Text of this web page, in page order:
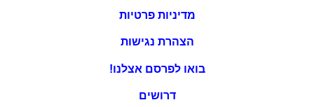
מדיניות פרטיות
הצהרת נגישות
בואו לפרסם אצלנו!
דרושים